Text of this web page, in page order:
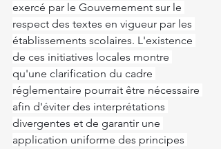
exercé par le Gouvernement sur le
respect des textes en vigueur par les
établissements scolaires. L'existence
de ces initiatives locales montre
qu'une clarification du cadre
réglementaire pourrait être nécessaire
afin d'éviter des interprétations
divergentes et de garantir une
application uniforme des principes